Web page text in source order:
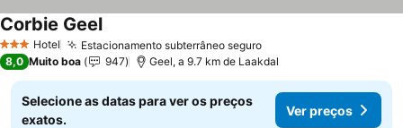
3 EstrelasHotel Estacionamento subterrâneo seguroVer preços
Corbie GeelVer preços
8,0 Muito boa 947 Geel, a 9.7 km de Laakdal
Selecione as datas para ver os preços
exatos.
Ver preços